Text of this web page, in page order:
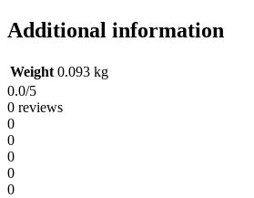
Additional information
Weight 0.093 kg
0.0/5
0 reviews
0
0
0
0
0